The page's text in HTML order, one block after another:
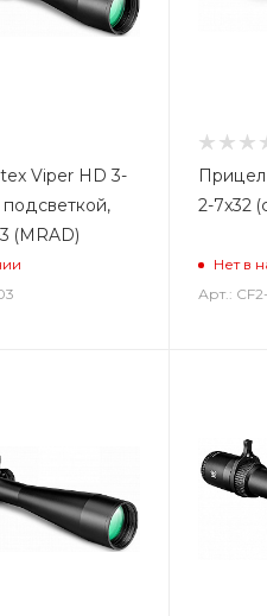
Viper HD 3-
подсветкой,
(MRAD)
2-7x32
Нет в
Арт.: